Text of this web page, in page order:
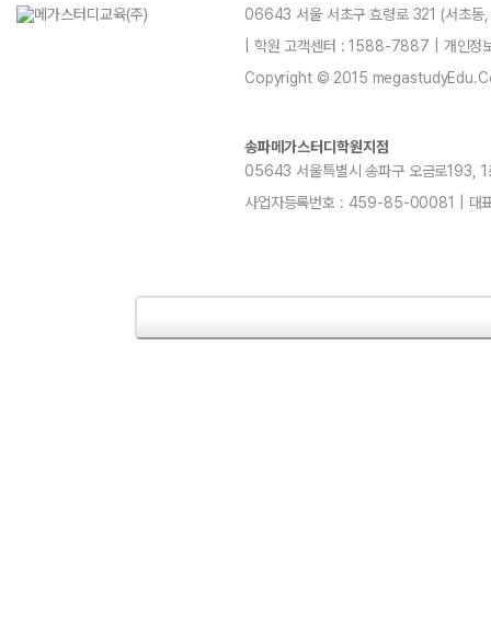
06643 서울 서초구 효령로 321 (서초
| 학원 고객센터 : 1588-7887 | 개인
Copyright © 2015
송파메가스터디학원지점
05643 서울특별시 송파구 오금로
사업자등록번호 : 459-85-00081 | 대